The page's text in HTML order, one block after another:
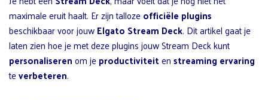
maximale eruit haalt. Er zijn tallozeofficiële plugins
beschikbaar voor jouwElgato Stream Deck. Dit artikel gaat je
laten zien hoe je met deze plugins jouw Stream Deck kunt
personaliserenom jeproductiviteitenstreaming ervaring
teverbeteren.